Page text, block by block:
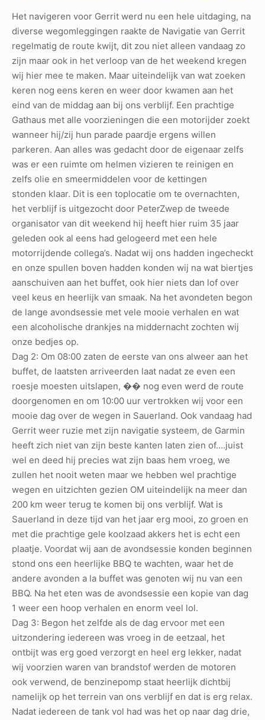
Het navigeren voor Gerrit werd nu een hele uitdaging, na
diverse wegomleggingen raakte de Navigatie van Gerrit
regelmatig de route kwijt, dit zou niet alleen vandaag zo
zijn maar ook in het verloop van de het weekend kregen
wij hier mee te maken. Maar uiteindelijk van wat zoeken
keren nog eens keren en weer door kwamen aan het
eind van de middag aan bij ons verblijf. Een prachtige
Gathaus met alle voorzieningen die een motorijder zoekt
wanneer hij/zij hun parade paardje ergens willen
parkeren. Aan alles was gedacht door de eigenaar zelfs
was er een ruimte om helmen vizieren te reinigen en
zelfs olie en smeermiddelen voor de kettingen
stonden klaar. Dit is een toplocatie om te overnachten,
het verblijf is uitgezocht door PeterZwep de tweede
organisator van dit weekend hij heeft hier ruim 35 jaar
geleden ook al eens had gelogeerd met een hele
motorrijdende collega’s. Nadat wij ons hadden ingecheckt
en onze spullen boven hadden konden wij na wat biertjes
aanschuiven aan het buffet, ook hier niets dan lof over
veel keus en heerlijk van smaak. Na het avondeten begon
de lange avondsessie met vele mooie verhalen en wat
een alcoholische drankjes na middernacht zochten wij
onze bedjes op.
Dag 2: Om 08:00 zaten de eerste van ons alweer aan het
buffet, de laatsten arriveerden laat nadat ze even een
roesje moesten uitslapen, �� nog even werd de route
doorgenomen en om 10:00 uur vertrokken wij voor een
mooie dag over de wegen in Sauerland. Ook vandaag had
Gerrit weer ruzie met zijn navigatie systeem, de Garmin
heeft zich niet van zijn beste kanten laten zien of….juist
wel en deed hij precies wat zijn baas hem vroeg, we
zullen het nooit weten maar we hebben wel prachtige
wegen en uitzichten gezien OM uiteindelijk na meer dan
200 km weer terug te komen bij ons verblijf. Wat is
Sauerland in deze tijd van het jaar erg mooi, zo groen en
met die prachtige gele koolzaad akkers het is echt een
plaatje. Voordat wij aan de avondsessie konden beginnen
stond ons een heerlijke BBQ te wachten, waar het de
andere avonden a la buffet was genoten wij nu van een
BBQ. Na het eten was de avondsessie een kopie van dag
1 weer een hoop verhalen en enorm veel lol.
Dag 3: Begon het zelfde als de dag ervoor met een
uitzondering iedereen was vroeg in de eetzaal, het
ontbijt was erg goed verzorgt en heel erg lekker, nadat
wij voorzien waren van brandstof werden de motoren
ook verwend, de benzinepomp staat heerlijk dichtbij
namelijk op het terrein van ons verblijf en dat is erg relax.
Nadat iedereen de tank vol had was het op naar dag drie,